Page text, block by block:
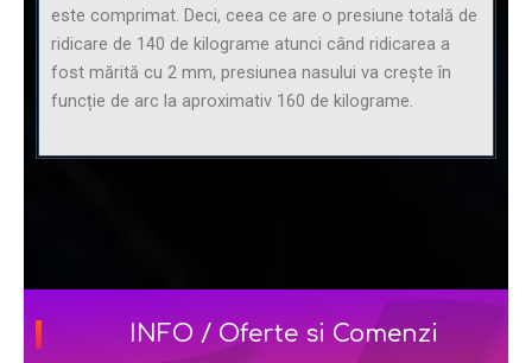
este comprimat. Deci, ceea ce are o presiune totală de
ridicare de 140 de kilograme atunci când ridicarea a
fost mărită cu 2 mm, presiunea nasului va crește în
funcție de arc la aproximativ 160 de kilograme.
INFO / Oferte si Comenzi